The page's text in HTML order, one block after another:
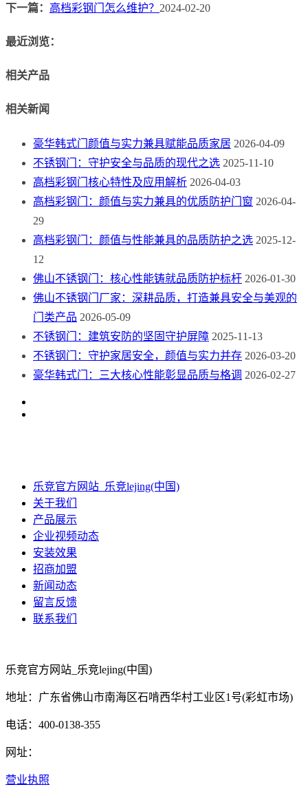
下一篇： 高档彩钢门怎么维护？ 2024-02-20
最近浏览：
相关产品
相关新闻
豪华韩式门颜值与实力兼具赋能品质家居 2026-04-09
不锈钢门：守护安全与品质的现代之选 2025-11-10
高档彩钢门核心特性及应用解析 2026-04-03
高档彩钢门：颜值与实力兼具的优质防护门窗 2026-04-
29
高档彩钢门：颜值与性能兼具的品质防护之选 2025-12-
12
佛山不锈钢门：核心性能铸就品质防护标杆 2026-01-30
佛山不锈钢门厂家：深耕品质，打造兼具安全与美观的
门类产品 2026-05-09
不锈钢门：建筑安防的坚固守护屏障 2025-11-13
不锈钢门：守护家居安全，颜值与实力并存 2026-03-20
豪华韩式门：三大核心性能彰显品质与格调 2026-02-27
乐竞官方网站_乐竞lejing(中国)
关于我们
产品展示
企业视频动态
安装效果
招商加盟
新闻动态
留言反馈
联系我们
乐竞官方网站_乐竞lejing(中国)
地址：广东省佛山市南海区石啃西华村工业区1号(彩虹市场)
电话：400-0138-355
网址：
营业执照